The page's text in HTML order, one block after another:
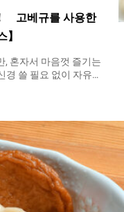
고베규를 사용한
, 혼자서 마음껏 즐기는
쓸 필요 없이 자유로
용 냄비로 즐기는 고베
메뉴를 제공하고 있습니
Course）』는 ３,８０
불구하고 푸짐한 양을
채 모듬, 두부와 수제만
니다. 『고베규 세트
금 포함） 세트의 메
기로운 돼지고기의 삼